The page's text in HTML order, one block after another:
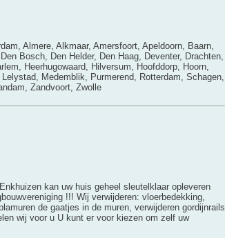
Almere, Alkmaar, Amersfoort, Apeldoorn, Baarn,
Bosch, Den Helder, Den Haag, Deventer, Drachten,
Heerhugowaard, Hilversum, Hoofddorp, Hoorn,
Medemblik, Purmerend, Rotterdam, Schagen,
Zandvoort, Zwolle
kan uw huis geheel sleutelklaar opleveren
!!! Wij verwijderen: vloerbedekking,
de gaatjes in de muren, verwijderen gordijnrails
wij voor u U kunt er voor kiezen om zelf uw